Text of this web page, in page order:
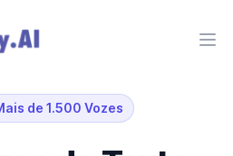
de 1.500 Vozes